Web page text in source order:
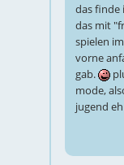
das finde
das mit
spielen
vorne
gab.
mode,
jugend